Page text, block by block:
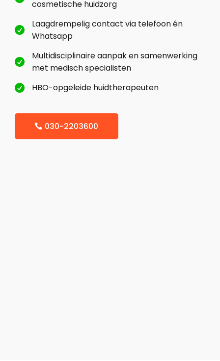
cosmetische huidzorg

Laagdrempelig contact via telefoon én
Whatsapp

Multidisciplinaire aanpak en samenwerking
met medisch specialisten
 HBO-opgeleide huidtherapeuten
030-2203600